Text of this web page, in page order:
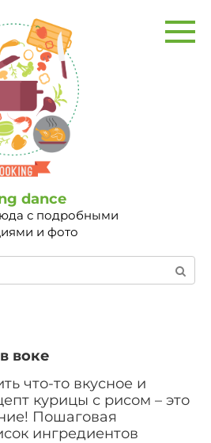
dance
с подробными
и фото
воке
что-то вкусное и
курицы с рисом – это
Пошаговая
ингредиентов